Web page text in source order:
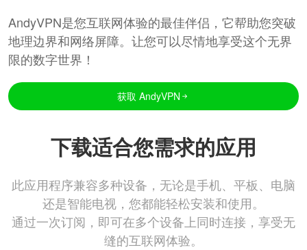
AndyVPN是您互联网体验的最佳伴侣，它帮助您突破
地理边界和网络屏障。让您可以尽情地享受这个无界
限的数字世界！
获取 AndyVPN
下载适合您需求的应用
此应用程序兼容多种设备，无论是手机、平板、电脑
还是智能电视，您都能轻松安装和使用。
通过一次订阅，即可在多个设备上同时连接，享受无
缝的互联网体验。